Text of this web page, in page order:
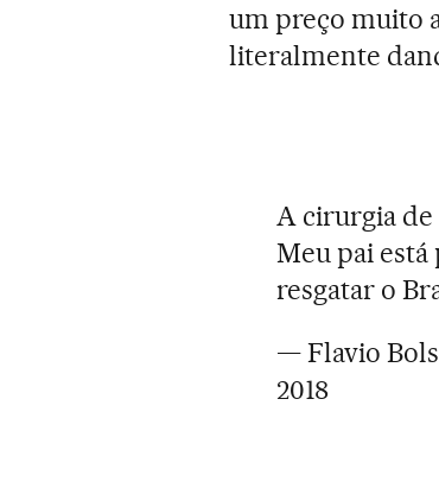
um preço muito
literalmente
A cirurgia de
Meu pai
resgatar o
— Flavio
2018